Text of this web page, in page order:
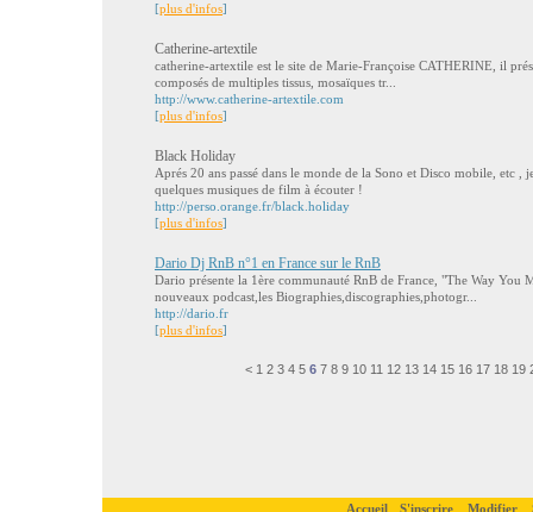
[plus d'infos]
Catherine-artextile
catherine-artextile est le site de Marie-Françoise CATHERINE, il
composés de multiples tissus, mosaïques tr...
http://www.catherine-artextile.com
[plus d'infos]
Black Holiday
Aprés 20 ans passé dans le monde de la Sono et Disco mobile, etc ,
quelques musiques de film à écouter !
http://perso.orange.fr/black.holiday
[plus d'infos]
Dario Dj RnB n°1 en France sur le RnB
Dario présente la 1ère communauté RnB de France, "The Way You
nouveaux podcast,les Biographies,discographies,photogr...
http://dario.fr
[plus d'infos]
< 1 2 3 4 5 6 7 8 9 10 11 12 13 14 15 16 17 18 19
Accueil S'inscrire Modifier